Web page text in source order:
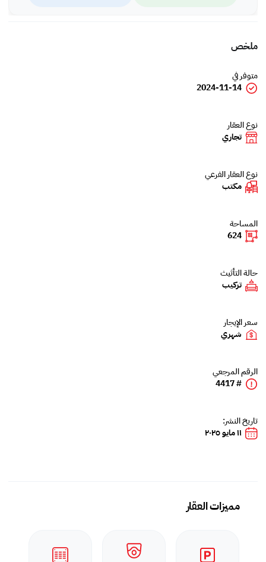
ملخص
متوفر في
2024-11-14
نوع العقار
تجاري
نوع العقار الفرعي
مكتب
المساحة
624
حالة التأثيث
تركيب
سعر الإيجار
شهري
الرقم المرجعي
# 4417
تاريخ النشر:
١١ مايو ٢٠٢٥
مميزات العقار